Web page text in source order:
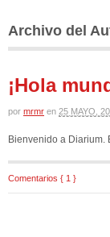
Archivo del
¡Hola
por mrmr en 25 MAYO,
Bienvenido a Diarium.
Comentarios { 1 }